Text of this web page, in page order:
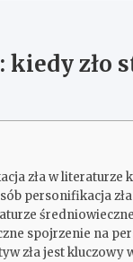
zło
zła w literaturze
personifikacja
spojrzenie na
zła jest kluczowy